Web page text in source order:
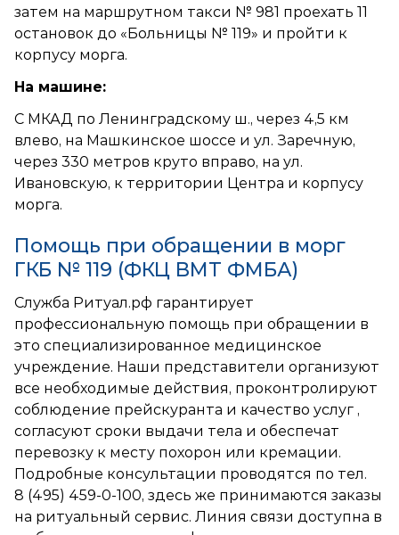
затем на маршрутном такси № 981 проехать 11
остановок до «Больницы № 119» и пройти к
корпусу морга.
На машине:
С МКАД по Ленинградскому ш., через 4,5 км
влево, на Машкинское шоссе и ул. Заречную,
через 330 метров круто вправо, на ул.
Ивановскую, к территории Центра и корпусу
морга.
Помощь при обращении в морг
ГКБ № 119 (ФКЦ ВМТ ФМБА)
Служба Ритуал.рф гарантирует
профессиональную помощь при обращении в
это специализированное медицинское
учреждение. Наши представители организуют
все необходимые действия, проконтролируют
соблюдение прейскуранта и качество услуг ,
согласуют сроки выдачи тела и обеспечат
перевозку к месту похорон или кремации.
Подробные консультации проводятся по тел.
8 (495) 459-0-100, здесь же принимаются заказы
на ритуальный сервис. Линия связи доступна в